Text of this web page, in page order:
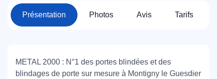
Présentation Photos Avis Tarifs
METAL 2000 : N°1 des portes blindées et des
blindages de porte sur mesure à Montigny le Guesdier